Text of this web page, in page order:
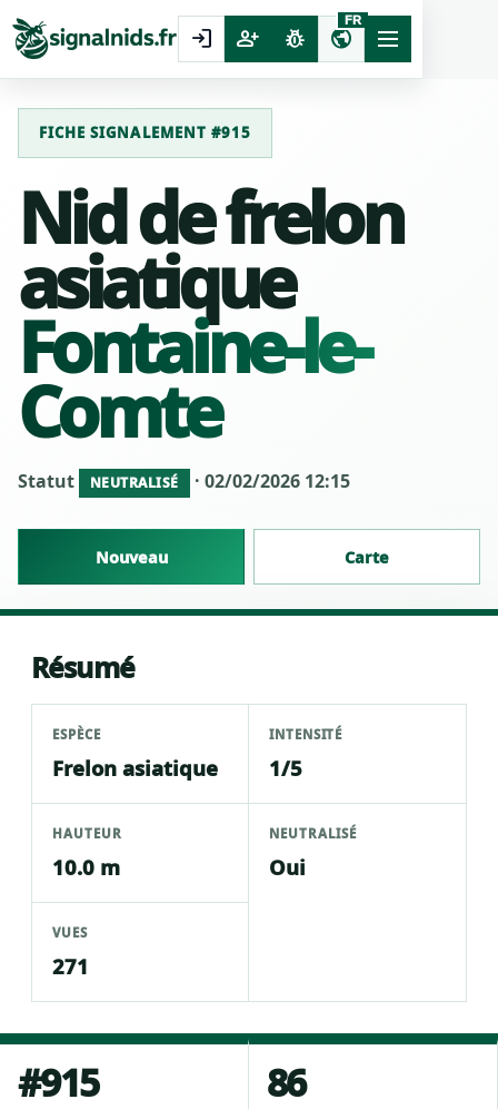
login person_add pest_control public
FR
FICHE SIGNALEMENT #915
Nid de frelon
asiatique
Fontaine-le-
Comte
Statut NEUTRALISÉ · 02/02/2026 12:15
Nouveau Carte
Résumé
ESPÈCE
Frelon asiatique
INTENSITÉ
1/5
HAUTEUR
10.0 m
NEUTRALISÉ
Oui
VUES
271
#915 86